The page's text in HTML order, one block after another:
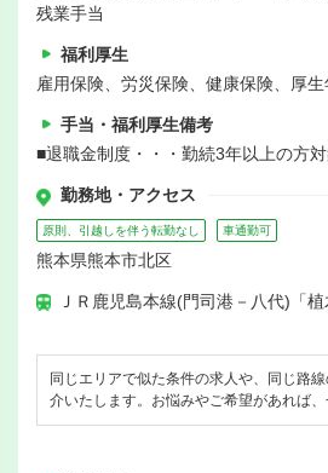
残業手当
福利厚生
雇用保険、労災保険、健康保険、厚
手当・福利厚生備考
■退職金制度・・・勤続3年以上の方
勤務地・アクセス
原則、引越しを伴う転勤なし 車通勤可
熊本県熊本市北区
ＪＲ鹿児島本線(門司港－八代)「
同じエリアで似た条件の求人や、同じ路
介いたします。お悩みやご希望があれば